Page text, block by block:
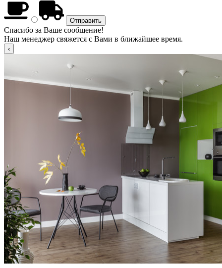
Спасибо за Ваше сообщение!
Наш менеджер свяжется с Вами в ближайшее время.